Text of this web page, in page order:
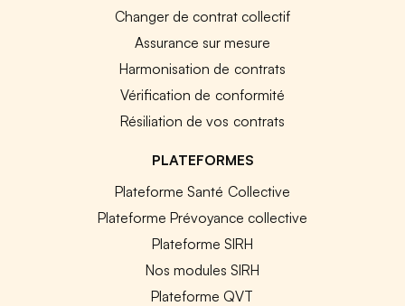
Changer de contrat collectif
Assurance sur mesure
Harmonisation de contrats
Vérification de conformité
Résiliation de vos contrats
PLATEFORMES
Plateforme Santé Collective
Plateforme Prévoyance collective
Plateforme SIRH
Nos modules SIRH
Plateforme QVT